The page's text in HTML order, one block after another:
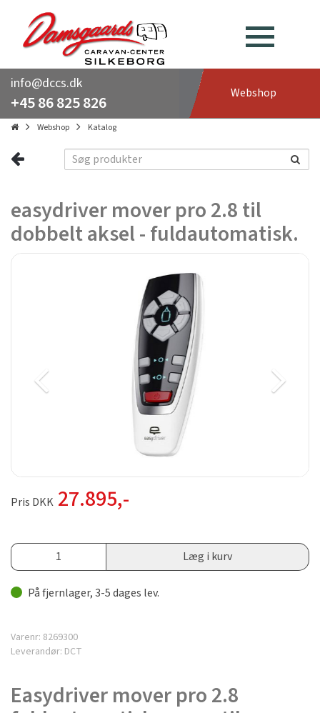
info@dccs.dk
+45 86 825 826 Webshop
Webshop Katalog
easydriver mover pro 2.8 til
dobbelt aksel - fuldautomatisk.
Pris DKK 27.895,-
Læg i kurv
På fjernlager, 3-5 dages lev.
Varenr: 8269300
Leverandør: DCT
Easydriver mover pro 2.8